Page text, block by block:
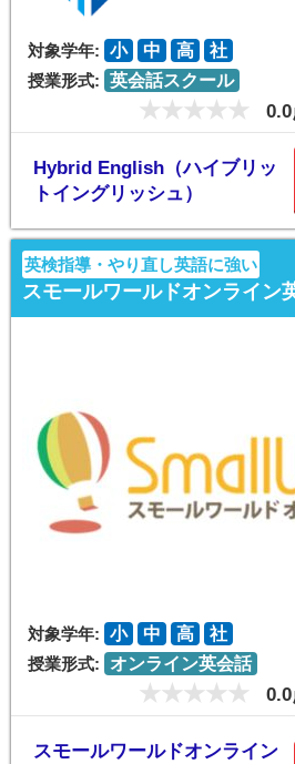
対象学年: 小 中 高
社
授業形式: 英会話スクール
0.0
Hybrid English（ハイブリッ
トイングリッシュ）
英検指導・やり直し英語に強い
スモールワールドオンライン
対象学年: 小 中 高
社
授業形式:
オンライン英会話
0.0
スモールワールドオンライン